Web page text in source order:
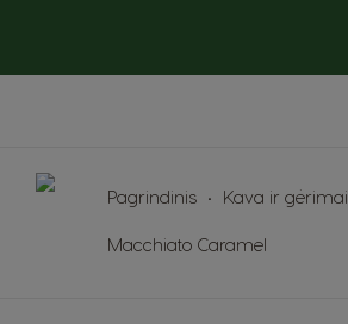
Pagrindinis Kava ir gėrimai
Macchiato Caramel